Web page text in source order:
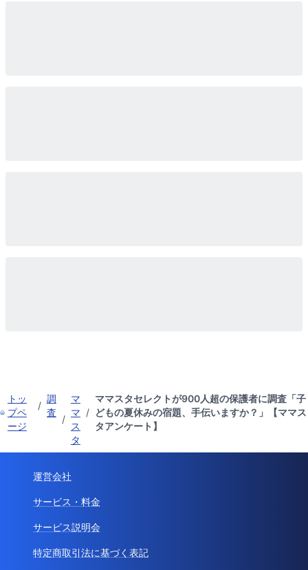
トッ
プペ
ージ
/
調
査
/
マ
マ
ス
タ
/
ママスタセレクトが900人超の保護者に調査「子
どもの夏休みの宿題、手伝いますか？」【ママス
タアンケート】
運営会社
サービス・料金
サービス説明会
特定商取引法に基づく表記